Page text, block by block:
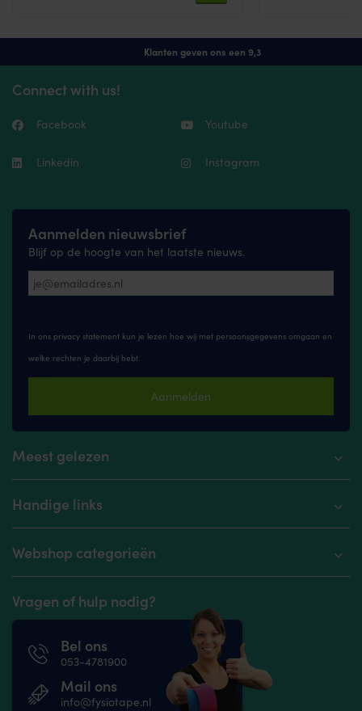
Klanten geven ons een 9,3
Connect with us!
Facebook Youtube
Linkedin Instagram
Aanmelden nieuwsbrief
Blijf op de hoogte van het laatste nieuws.
In ons privacy statement kun je lezen hoe wij met persoonsgegevens omgaan en
welke rechten je daarbij hebt.
Aanmelden
Meest gelezen
Handige links
Webshop categorieën
Vragen of hulp nodig?
Bel ons
053-4781900
Mail ons
info@fysiotape.nl